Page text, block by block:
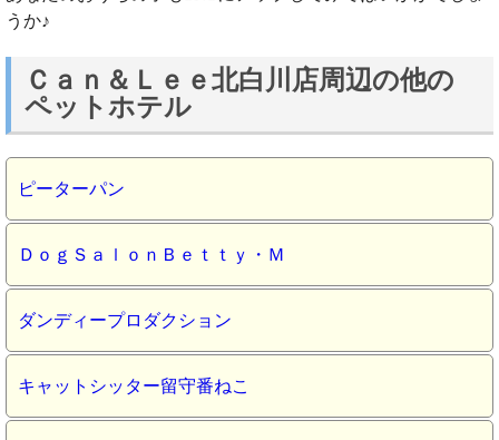
うか♪
Ｃａｎ＆Ｌｅｅ北白川店周辺の他の
ペットホテル
ピーターパン
ＤｏｇＳａｌｏｎＢｅｔｔｙ・Ｍ
ダンディープロダクション
キャットシッター留守番ねこ